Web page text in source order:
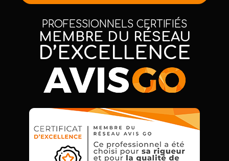
PROFESSIONNELS CERTIFIÉS
MEMBRE DU RÉSEAU
D’EXCELLENCE